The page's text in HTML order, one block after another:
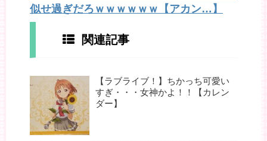
似せ過ぎだろｗｗｗｗｗｗ【アカン…】
関連記事
【ラブライブ！】ちかっち可愛い
すぎ・・・女神かよ！！【カレン
ダー】